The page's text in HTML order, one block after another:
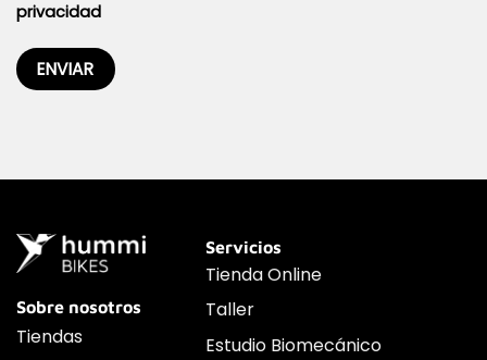
privacidad
Sobre nosotros
Tiendas
Servicios
Tienda Online
Taller
Estudio Biomecánico